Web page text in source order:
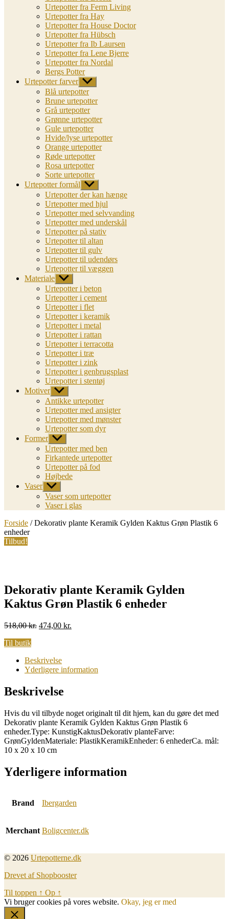
Urtepotter fra Ferm Living
Urtepotter fra Hay
Urtepotter fra House Doctor
Urtepotter fra Hübsch
Urtepotter fra Ib Laursen
Urtepotter fra Lene Bjerre
Urtepotter fra Nordal
Bergs Potter
Urtepotter farver Vis
undermenu
Blå urtepotter
Brune urtepotter
Grå urtepotter
Grønne urtepotter
Gule urtepotter
Hvide/lyse urtepotter
Orange urtepotter
Røde urtepotter
Rosa urtepotter
Sorte urtepotter
Urtepotter formål Vis
undermenu
Urtepotter der kan hænge
Urtepotter med hjul
Urtepotter med selvvanding
Urtepotter med underskål
Urtepotter på stativ
Urtepotter til altan
Urtepotter til gulv
Urtepotter til udendørs
Urtepotter til væggen
Materiale Vis
undermenu
Urtepotter i beton
Urtepotter i cement
Urtepotter i flet
Urtepotter i keramik
Urtepotter i metal
Urtepotter i rattan
Urtepotter i terracotta
Urtepotter i træ
Urtepotter i zink
Urtepotter i genbrugsplast
Urtepotter i stentøj
Motiver Vis
undermenu
Antikke urtepotter
Urtepotter med ansigter
Urtepotter med mønster
Urtepotter som dyr
Former Vis
undermenu
Urtepotter med ben
Firkantede urtepotter
Urtepotter på fod
Højbede
Vaser Vis
undermenu
Vaser som urtepotter
Vaser i glas
Forside / Dekorativ plante Keramik Gylden Kaktus Grøn Plastik 6
enheder
Tilbud!
Dekorativ plante Keramik Gylden
Kaktus Grøn Plastik 6 enheder
518,00kr. Original
474,00 kr.
Til butik
Beskrivelse
Yderligere information
Beskrivelse
Hvis du vil tilbyde noget originalt til dit hjem, kan du gøre det med
Dekorativ plante Keramik Gylden Kaktus Grøn Plastik 6
enheder.Type: KunstigKaktusDekorativ planteFarve:
GrønGyldenMateriale: PlastikKeramikEnheder: 6 enhederCa. mål:
10 x 20 x 10 cm
Yderligere information
Brand Ibergarden
Merchant Boligcenter.dk
© 2026 Urtepotterne.dk
Drevet af Shopbooster
Til toppen ↑ Op ↑
Vi bruger cookies på vores website. Okay, jeg er med